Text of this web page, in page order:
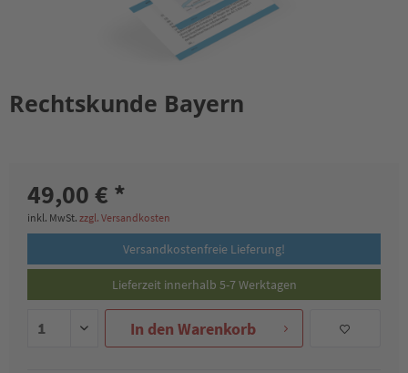
Rechtskunde Bayern
49,00 € *
inkl. MwSt. zzgl. Versandkosten
Versandkostenfreie Lieferung!
Lieferzeit innerhalb 5-7 Werktagen
In den Warenkorb